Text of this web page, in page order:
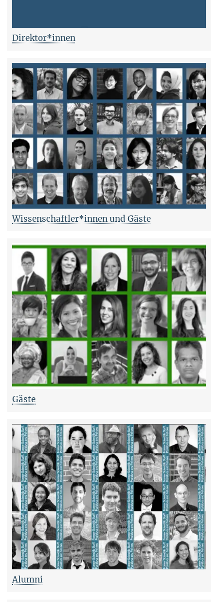
Direktor*innen
Wissenschaftler*innen und Gäste
Gäste
Alumni